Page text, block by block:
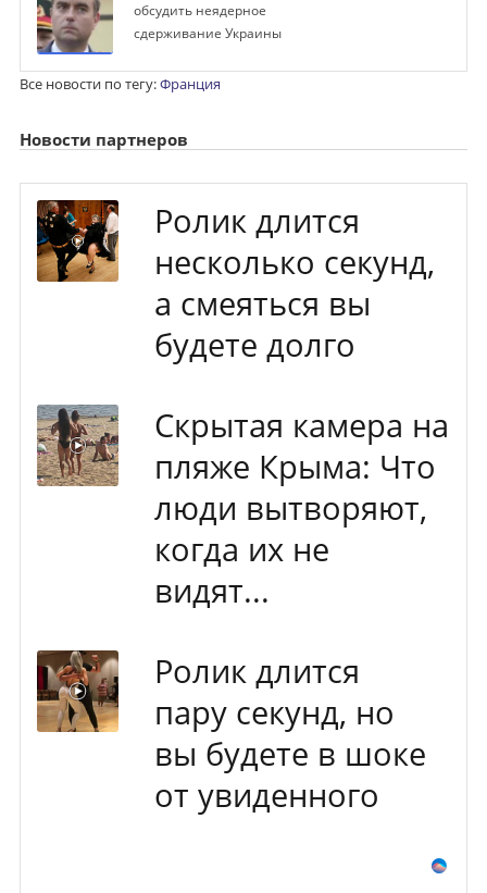
обсудить неядерное
сдерживание Украины
Все новости по тегу:Франция
Новости партнеров
Ролик длится
несколько секунд,
а смеяться вы
будете долго
Скрытая камера на
пляже Крыма: Что
люди вытворяют,
когда их не
видят...
Ролик длится
пару секунд, но
вы будете в шоке
от увиденного